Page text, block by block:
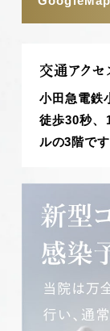
交通アクセ
小田急電鉄
徒歩30秒、
ルの3階です